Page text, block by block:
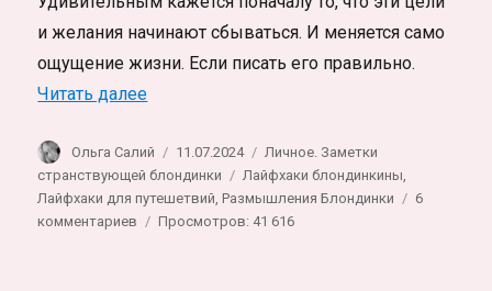
и желания начинают сбываться. И меняется само
ощущение жизни. Если писать его правильно.
Читать далее«Дневник самопрограммирования.
Автор
Ольга Салий Опубликовано
11.07.2024 Рубрики
Личное. Заметки
странствующей блондинки
Метки
Лайфхаки блондинкины
Лайфхаки для путешетвий ,Размышления Блондинки
6
комментариев
Просмотров: 41 616